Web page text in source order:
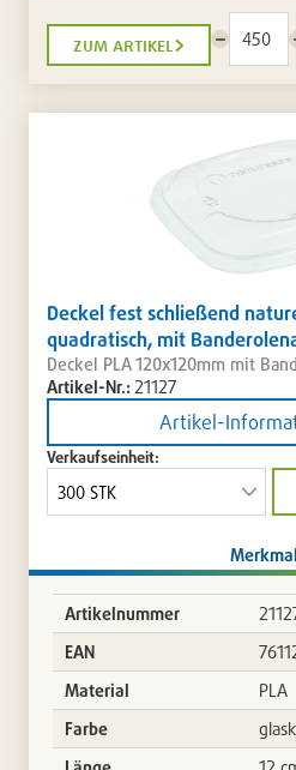
zum artikel
Menge
reduzieren
Deckel fest schließend
quadratisch, mit
Deckel PLA 120x120mm mit
Artikel-Nr.: 21127
Artikel-
Verkaufseinheit:
Artikelnummer
EAN
Material
PLA
Farbe